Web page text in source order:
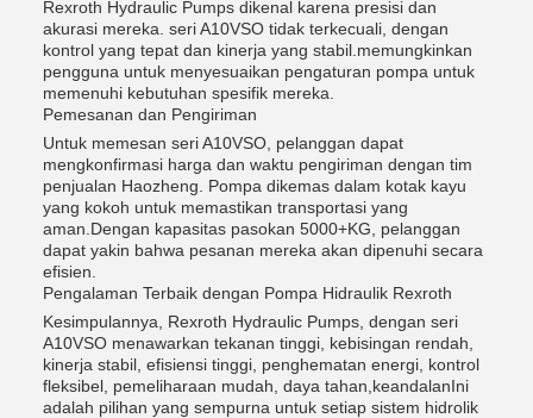
Rexroth Hydraulic Pumps dikenal karena presisi dan
akurasi mereka. seri A10VSO tidak terkecuali, dengan
kontrol yang tepat dan kinerja yang stabil.memungkinkan
pengguna untuk menyesuaikan pengaturan pompa untuk
memenuhi kebutuhan spesifik mereka.
Pemesanan dan Pengiriman
Untuk memesan seri A10VSO, pelanggan dapat
mengkonfirmasi harga dan waktu pengiriman dengan tim
penjualan Haozheng. Pompa dikemas dalam kotak kayu
yang kokoh untuk memastikan transportasi yang
aman.Dengan kapasitas pasokan 5000+KG, pelanggan
dapat yakin bahwa pesanan mereka akan dipenuhi secara
efisien.
Pengalaman Terbaik dengan Pompa Hidraulik Rexroth
Kesimpulannya, Rexroth Hydraulic Pumps, dengan seri
A10VSO menawarkan tekanan tinggi, kebisingan rendah,
kinerja stabil, efisiensi tinggi, penghematan energi, kontrol
fleksibel, pemeliharaan mudah, daya tahan,keandalanIni
adalah pilihan yang sempurna untuk setiap sistem hidrolik